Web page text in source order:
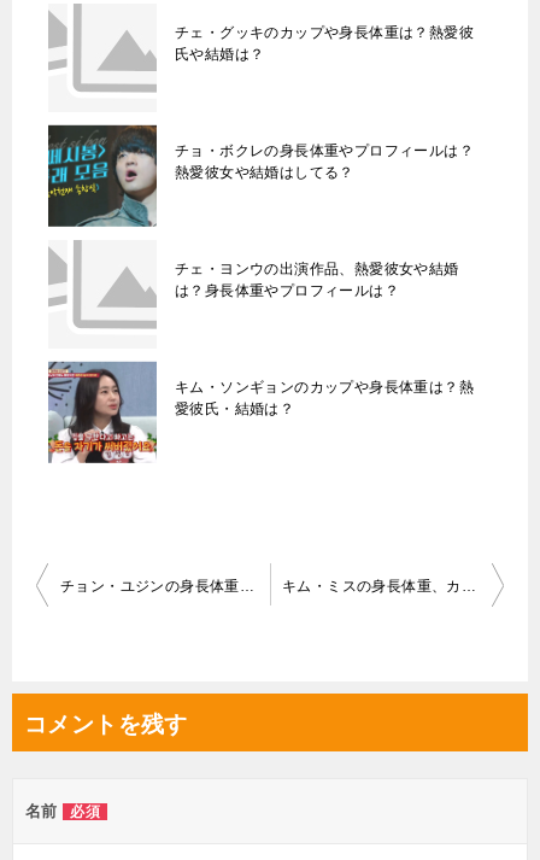
チェ・グッキのカップや身長体重は？熱愛彼
氏や結婚は？
チョ・ボクレの身長体重やプロフィールは？
熱愛彼女や結婚はしてる？
チェ・ヨンウの出演作品、熱愛彼女や結婚
は？身長体重やプロフィールは？
キム・ソンギョンのカップや身長体重は？熱
愛彼氏・結婚は？
投
ビ
ゲ
シ
チョン・ユジンの身長体重やカップは？熱愛彼氏や出演作品は？ キム・ミスの身長体重、カップや年齢は？出演作品やプロフィール！
コメントを残す
名前 必須